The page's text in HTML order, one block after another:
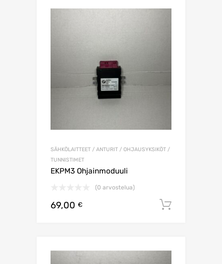
SÄHKÖLAITTEET / ANTURIT / OHJAUSYKSIKÖT /
TUNNISTIMET
EKPM3 Ohjainmoduuli
(0 arvostelua)
69,00 €